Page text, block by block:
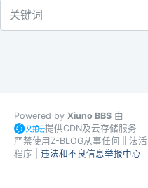
Powered by Xiuno BBS 由
提供CDN及云存储服务
严禁使用Z-BLOG从事任何非法
程序 | 违法和不良信息举报中心